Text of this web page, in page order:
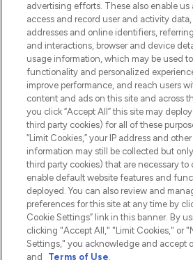
najnowszych produktach,
uznanych marek,
otrzyma ekskluzywne
z Sunday
Zgoda na pliki
Do Not Sell or Share My
Information
POMOC &
WAŻNE
O
advertising efforts. These also enable us
access and record user and activity data,
addresses and online identifiers,
and interactions, browser and device
usage information, which may be used
functionality and personalized
improve performance, and reach users
content and ads on this site and across
you click “Accept All” this site may
third party cookies) for all of these
“Limit Cookies,” your IP address and
information may still be collected but
third party cookies) that are necessary to
enable default website features and
deployed. You can also review and
preferences for this site at any time by
Cookie Settings” link in this banner. By
clicking "Accept All," "Limit Cookies," or
Settings," you acknowledge and accept
and
Terms of Use.